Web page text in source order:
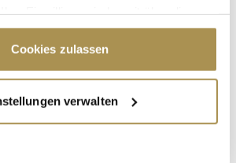
durch Klicken auf das Privacy
oder widerrufen
über Ihre geografische Lage
bis auf einige Meter genau sein
Cookies zulassen
verwalten